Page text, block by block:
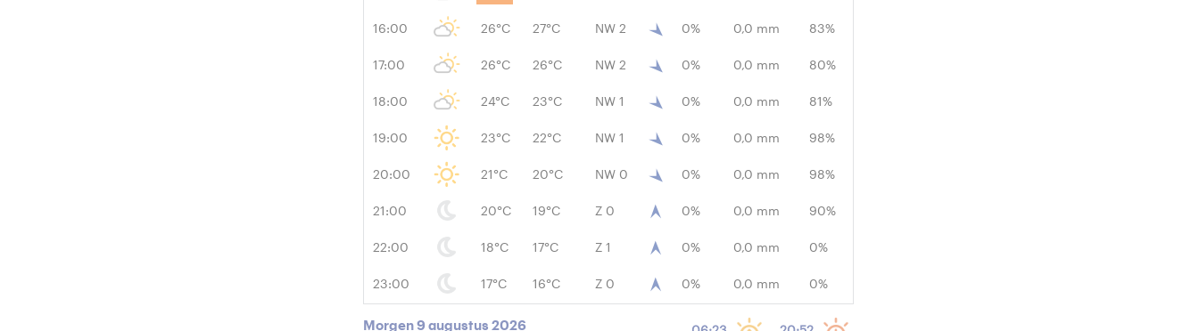
16:00 26°C 27°C NW 2 0% 0,0 mm 83%
17:00 26°C 26°C NW 2 0% 0,0 mm 80%
18:00 24°C 23°C NW 1 0% 0,0 mm 81%
19:00 23°C 22°C NW 1 0% 0,0 mm 98%
20:00 21°C 20°C NW 0 0% 0,0 mm 98%
21:00 20°C 19°C Z 0 0% 0,0 mm 90%
22:00 18°C 17°C Z 1 0% 0,0 mm 0%
23:00 17°C 16°C Z 0 0% 0,0 mm 0%
Morgen 9 augustus 2026